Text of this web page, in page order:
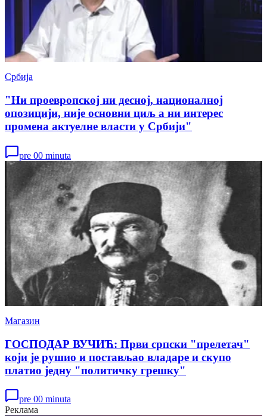
Србија
"Ни проевропској ни десној, националној
опозицији, није основни циљ а ни интерес
промена актуелне власти у Србији"
pre 00 minuta
Магазин
ГОСПОДАР ВУЧИЋ: Први српски "прелетач"
који је рушио и постављао владаре и скупо
платио једну "политичку грешку"
pre 00 minuta
Реклама